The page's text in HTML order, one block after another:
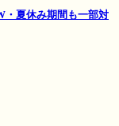
・夏休み期間も一部対